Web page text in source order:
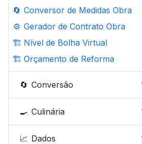
🔄 Conversor de Medidas Obra
⚙️ Gerador de Contrato Obra
🏗️ Nível de Bolha Virtual
🏗️ Orçamento de Reforma
🔄 Conversão
🍳 Culinária
📈 Dados